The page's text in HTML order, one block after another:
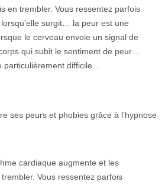
en trembler. Vous ressentez parfois
surgit… la peur est une
le cerveau envoie un signal de
qui subit le sentiment de peur…
particulièrement difficile…
ses peurs et phobies grâce à l’hypnose
cardiaque augmente et les
Vous ressentez parfois